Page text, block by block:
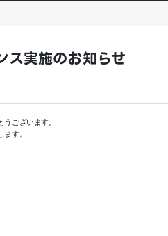
実施のお知らせ
ございます。
す。